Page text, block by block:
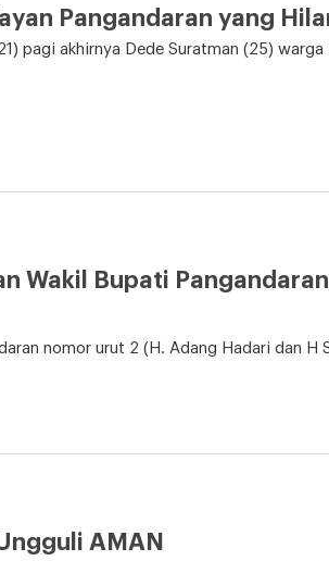
Pangandaran yang
pagi akhirnya Dede Suratman (25) warga
Wakil Bupati
nomor urut 2 (H. Adang Hadari dan H
AMAN